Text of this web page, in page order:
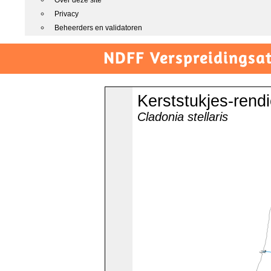
Privacy
Beheerders en validatoren
NDFF